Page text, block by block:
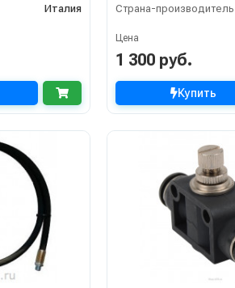
Италия
Страна-производитель
Цена
1 300 руб.
Купить